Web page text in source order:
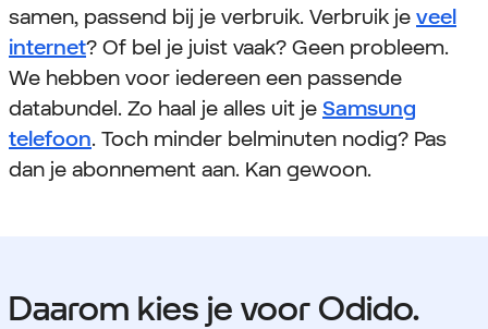
samen, passend bij je verbruik. Verbruik je veel
internet? Of bel je juist vaak? Geen probleem.
We hebben voor iedereen een passende
databundel. Zo haal je alles uit je Samsung
telefoon. Toch minder belminuten nodig? Pas
dan je abonnement aan. Kan gewoon.
Daarom kies je voor Odido.